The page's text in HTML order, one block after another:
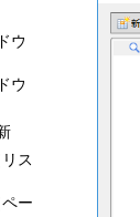
ウ
ウ
ス
ー